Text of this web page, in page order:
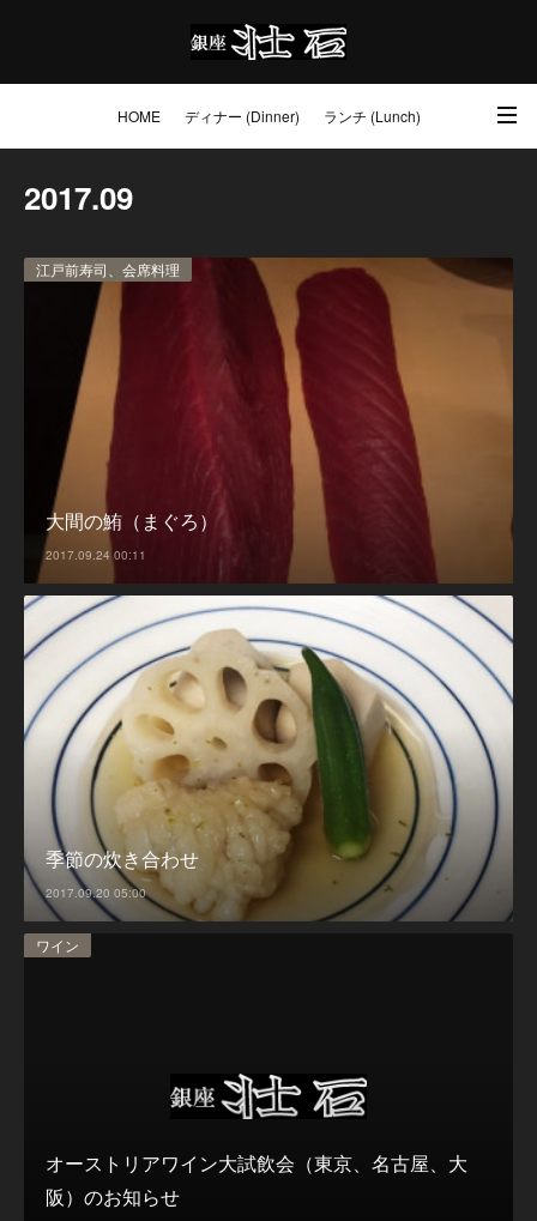
HOME ディナー (Dinner) ランチ (Lunch)
2017.09
江戸前寿司、会席料理
大間の鮪（まぐろ）
2017.09.24 00:11
季節の炊き合わせ
2017.09.20 05:00
ワイン
オーストリアワイン大試飲会（東京、名古屋、大
阪）のお知らせ